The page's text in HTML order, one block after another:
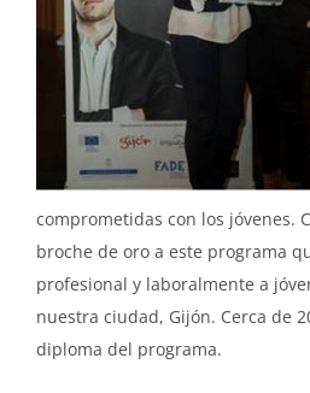
comprometidas con los jóvenes.
broche de oro a este programa
profesional y laboralmente a
nuestra ciudad, Gijón. Cerca de
diploma del programa.